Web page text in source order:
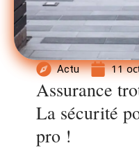
Actu 11
Assurance
La sécurité
pro !